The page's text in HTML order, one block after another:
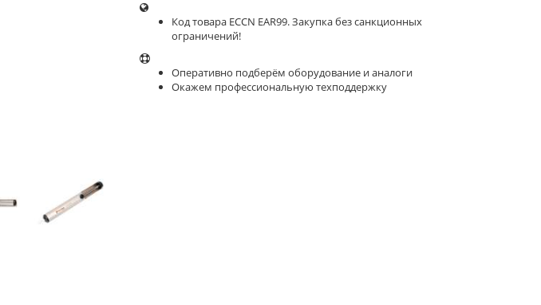
Код товара ECCN EAR99. Закупка без санкционных
ограничений!
Оперативно подберём оборудование и аналоги
Окажем профессиональную техподдержку